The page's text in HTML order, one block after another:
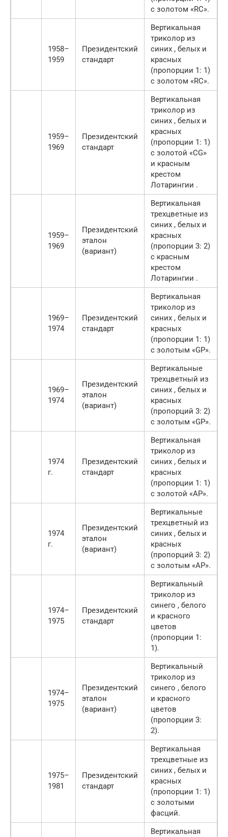
с золотом «RC».
1958–
1959
Президентский
стандарт
Вертикальная
триколор из
синих , белых и
красных
(пропорции 1: 1)
с золотом «RC».
1959–
1969
Президентский
стандарт
Вертикальная
триколор из
синих , белых и
красных
(пропорции 1: 1)
с золотой «CG»
и красным
крестом
Лотарингии .
1959–
1969
Президентский
эталон
(вариант)
Вертикальная
трехцветные из
синих , белых и
красных
(пропорции 3: 2)
с красным
крестом
Лотарингии .
1969–
1974
Президентский
стандарт
Вертикальная
триколор из
синих , белых и
красных
(пропорции 1: 1)
с золотым «GP».
1969–
1974
Президентский
эталон
(вариант)
Вертикальные
трехцветный из
синих , белых и
красных
(пропорций 3: 2)
с золотым «GP».
1974
г.
Президентский
стандарт
Вертикальная
триколор из
синих , белых и
красных
(пропорции 1: 1)
с золотой «AP».
1974
г.
Президентский
эталон
(вариант)
Вертикальные
трехцветный из
синих , белых и
красных
(пропорций 3: 2)
с золотым «AP».
1974–
1975
Президентский
стандарт
Вертикальный
триколор из
синего , белого
и красного
цветов
(пропорции 1:
1).
1974–
1975
Президентский
эталон
(вариант)
Вертикальный
триколор из
синего , белого
и красного
цветов
(пропорции 3:
2).
1975–
1981
Президентский
стандарт
Вертикальная
трехцветные из
синих , белых и
красных
(пропорции 1: 1)
с золотыми
фасций.
Вертикальная